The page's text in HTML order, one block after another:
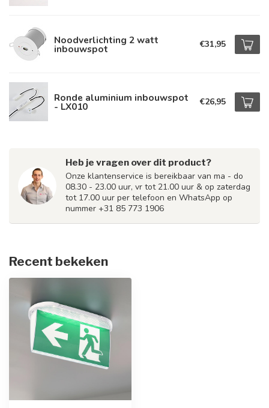
Noodverlichting 2 watt
inbouwspot €31,95
Ronde aluminium inbouwspot
- LX010 €26,95
Heb je vragen over dit product?
Onze klantenservice is bereikbaar van ma - do
08.30 - 23.00 uur, vr tot 21.00 uur & op zaterdag
tot 17.00 uur per telefoon en WhatsApp op
nummer +31 85 773 1906
Recent bekeken